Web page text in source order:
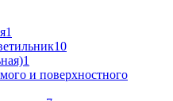
1
10
1
и поверхностного